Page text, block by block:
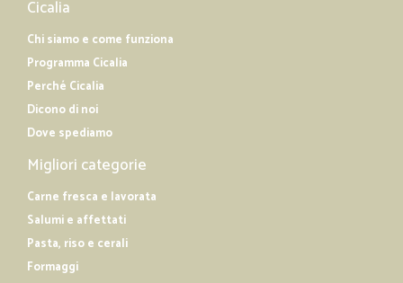
Cicalia
Chi siamo e come funziona
Programma Cicalia
Perché Cicalia
Dicono di noi
Dove spediamo
Migliori categorie
Carne fresca e lavorata
Salumi e affettati
Pasta, riso e cerali
Formaggi